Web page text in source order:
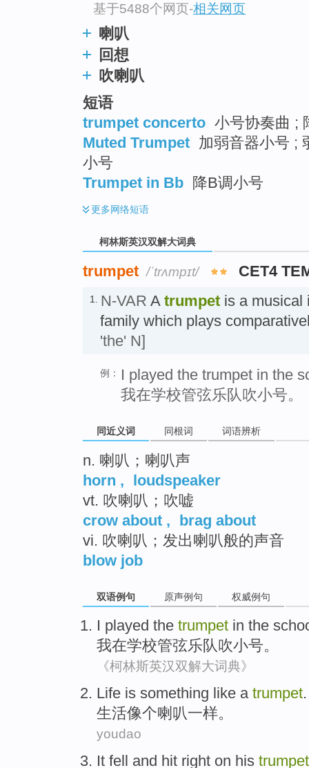
基于5488个网页-相关网页
喇叭
回想
吹喇叭
短语
trumpet concerto 小号协奏曲 ;
Muted Trumpet 加弱音器小号 ;
小号
Trumpet in Bb 降B调小号
更多网络短语
柯林斯英汉双解大词典
trumpet /ˈtrʌmpɪt/ CET4
1. N-VAR A trumpet is a musical
family which plays
'the' N]
例：
I played the trumpet in the
我在学校管弦乐队吹小号。
同近义词 同根词 词语辨析
n. 喇叭；喇叭声
horn , loudspeaker
vt. 吹喇叭；吹嘘
crow about , brag about
vi. 吹喇叭；发出喇叭般的声音
blow job
双语例句 原声例句 权威例句
I played the trumpet in the
我在学校管弦乐队吹小号。
《柯林斯英汉双解大词典》
Life is something like a trumpet.
生活像个喇叭一样。
youdao
It fell and hit right on his trumpet